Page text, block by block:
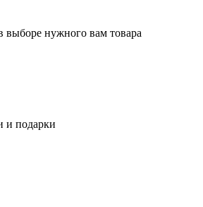
нужного вам товара
и подарки